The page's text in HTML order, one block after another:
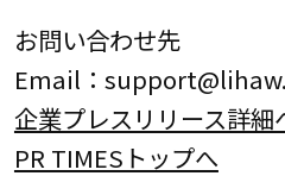
お問い合わせ先
Email：
企業プレスリリース詳細
PR TIMESトップへ